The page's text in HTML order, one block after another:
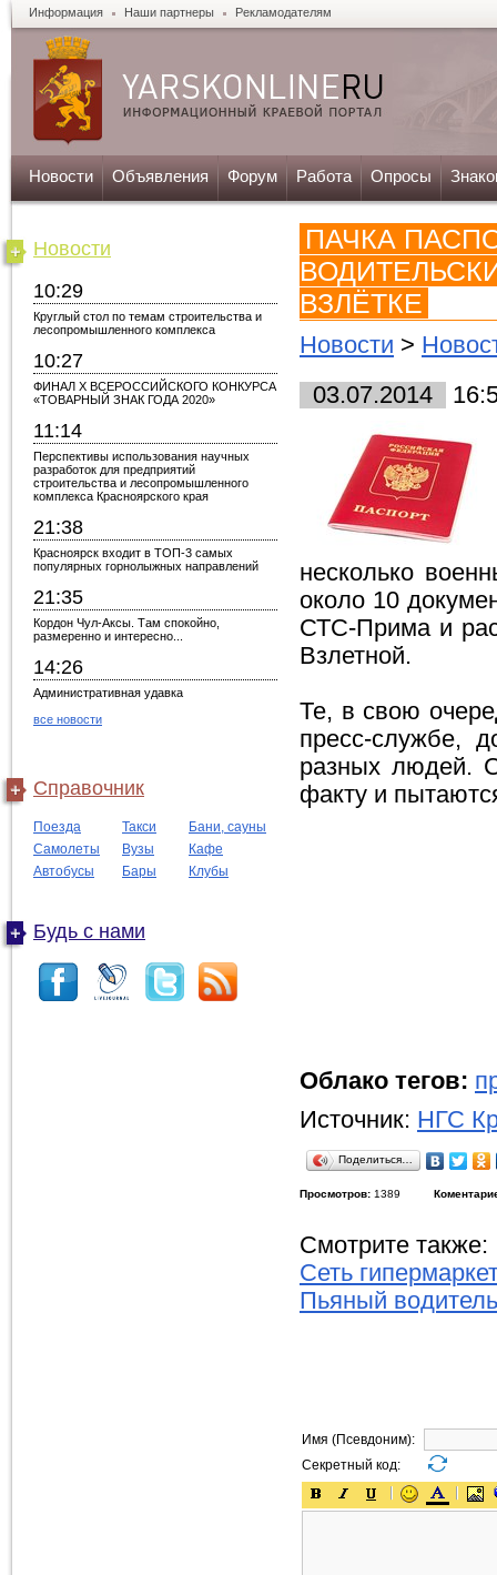
Информация Наши партнеры Рекламодателям
Новости Объявления Форум Работа Опросы
Новости
10:29
Круглый стол по темам строительства и
лесопромышленного комплекса
10:27
ФИНАЛ X ВСЕРОССИЙСКОГО КОНКУРСА
«ТОВАРНЫЙ ЗНАК ГОДА 2020»
11:14
Перспективы использования научных
разработок для предприятий
строительства и лесопромышленного
комплекса Красноярского края
21:38
Красноярск входит в ТОП-3 самых
популярных горнолыжных направлений
21:35
Кордон Чул-Аксы. Там спокойно,
размеренно и интересно...
14:26
Административная удавка
все новости
Справочник
Поезда Такси
Бани, сауны
Самолеты
Вузы
Кафе
Автобусы
Бары Клубы
Будь с нами
ПАЧКА
ВЗЛЁТКЕ
Новости >
03.07.2014
несколько
около 10
СТС-Прима и
Взлетной.
Те, в свою
пресс-службе,
разных людей.
факту и
Облако тегов:
Источник: НГС
Поделиться…
Просмотров: 1389
Смотрите также:
Сеть
Пьяный
Имя (Псевдоним):
Секретный код: